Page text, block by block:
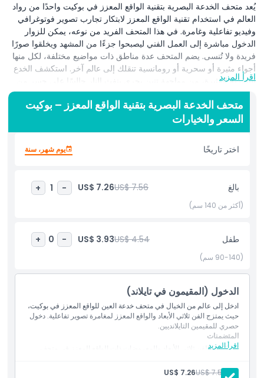
يُعد متحف الخدعة البصرية بتقنية الواقع المعزز في بوكيت واحدًا من رواد
العالم في استخدام تقنية الواقع المعزز لابتكار تجارب تصوير فوتوغرافي
وفيديو تفاعلية وغامرة. في هذا المتحف الفريد من نوعه، يمكن للزوار
الدخول مباشرة إلى العمل الفني ليصبحوا جزءًا من المشهد ويخلقوا صورًا
فريدة ولا تُنسى. يضم المتحف عدة مناطق ذات مواضيع مختلفة، لكل منها
أجواء مثيرة أو سحرية أو رومانسية تنقلك إلى عالم آخر. استكشف الخدع
البصرية المثيرة، من مواجهة تنين بحري ينفث النار جالسًا على جسر من
الجذوع إلى السباحة بجانب أسماك الحيتان في حوض ضخم. يمكنك حتى
لقاء الدببة القطبية وأنت جالس على منحدرات جليدية. كل معرض مصمم
ليكون تفاعليًا بالكامل، ويشجع الزوار على اللمس والتصوير واللعب مع
العروض لابتكار صور ومقاطع فيديو تخادع العين بشكل مثالي. مناسب
للعائلات والأصدقاء والمسافرين المنفردين، يجمع متحف الخدعة البصرية
بتقنية الواقع المعزز بين الفن والتكنولوجيا والخيال لتجربة ممتعة وجذابة.
بمغامرة عملية. سواء كنت تلتقط محتوى مذهل لوسائل التواصل
الاجتماعي أو تستمتع بالمشاهد المرحة فحسب، يعد المتحف بذكريات لا
تُنسى.
مزيج فريد من الفن ثلاثي الأبعاد والواقع المعزز والمرح التفاعلي في
واحدة من أبرز معالم بوكيت.
أبرز المعالم
المتضمنات
اقرأ المزيد
متحف الخدعة البصرية بتقنية الواقع المعزز – بوكيت
السعر والخيارات
اختر تاريخًا يوم شهر، سنة
بالغ US$ 7.56
US$ 7.26
-
1
+
(أكثر من 140 سم)
طفل US$ 4.54
US$ 3.93
-
0
+
(90-140 سم)
الدخول (المقيمون في تايلاند)
ادخل إلى عالم من الخيال في متحف خدعة العين للواقع المعزز في بوكيت،
حيث يمتزج الفن ثلاثي الأبعاد والواقع المعزز لمغامرة تصوير تفاعلية. دخول
حصري للمقيمين التايلانديين.
اقرأ المزيد
المتضمنات
استكشف الفن ثلاثي الأبعاد والمعروضات ذات الواقع المعزز في متحف
دخول حصري للمقيمين التايلانديين.
بالغ: US$ 7.56
US$ 7.26